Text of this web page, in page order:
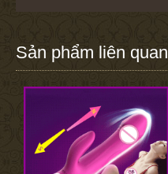
Sản phẩm liên quan